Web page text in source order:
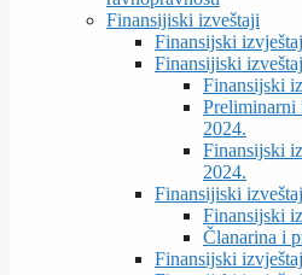
Finansijiski izveštaji
Finansijski
Finansijiski
Finansijski
Preliminarni
2024.
Finansijski
2024.
Finansijiski
Finansijski
Članarina i
Finansijski